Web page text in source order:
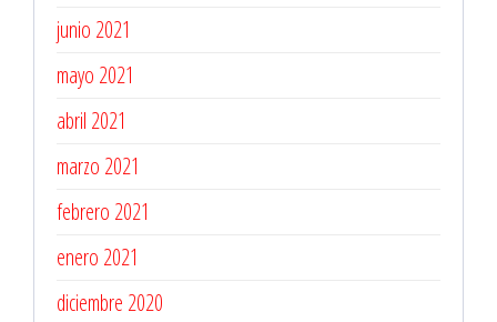
junio 2021
mayo 2021
abril 2021
marzo 2021
febrero 2021
enero 2021
diciembre 2020